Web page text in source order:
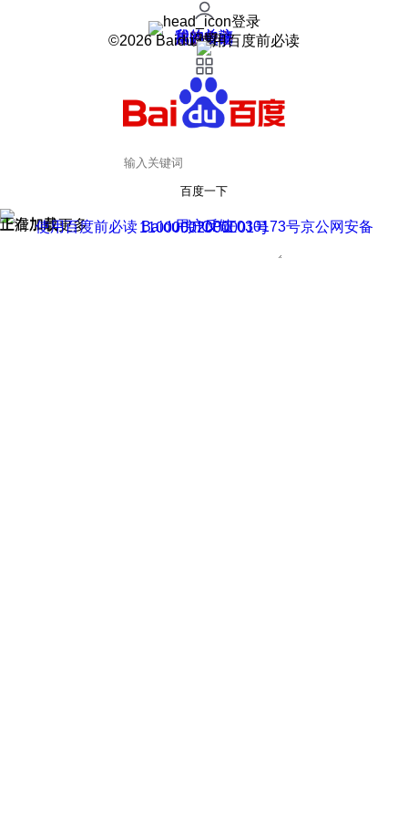
登录
我的关注
我的收藏
皮肤中心
用户反馈
设置
©2026 Baidu 使用百度前必读
百度一下
正在加载
上滑加载更多 用户反馈
使用百度前必读 Baidu 京ICP证030173号
京公网安备11000002000001号